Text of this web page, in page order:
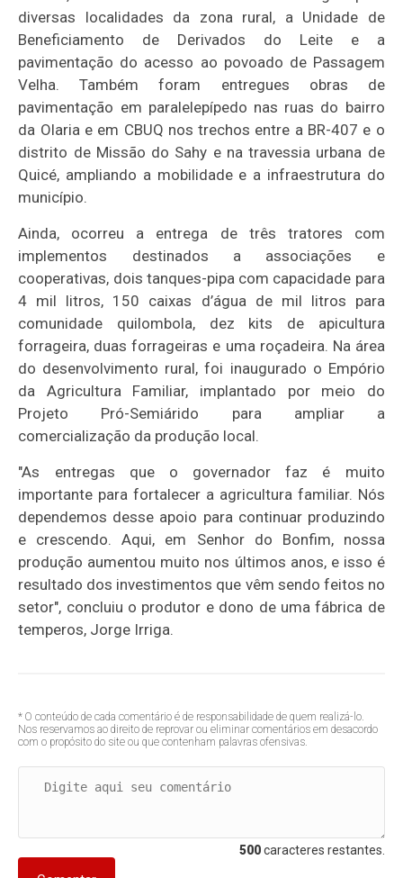
diversas localidades da zona rural, a Unidade de
Beneficiamento de Derivados do Leite e a
pavimentação do acesso ao povoado de Passagem
Velha. Também foram entregues obras de
pavimentação em paralelepípedo nas ruas do bairro
da Olaria e em CBUQ nos trechos entre a BR-407 e o
distrito de Missão do Sahy e na travessia urbana de
Quicé, ampliando a mobilidade e a infraestrutura do
município.
Ainda, ocorreu a entrega de três tratores com
implementos destinados a associações e
cooperativas, dois tanques-pipa com capacidade para
4 mil litros, 150 caixas d’água de mil litros para
comunidade quilombola, dez kits de apicultura
forrageira, duas forrageiras e uma roçadeira. Na área
do desenvolvimento rural, foi inaugurado o Empório
da Agricultura Familiar, implantado por meio do
Projeto Pró-Semiárido para ampliar a
comercialização da produção local.
"As entregas que o governador faz é muito
importante para fortalecer a agricultura familiar. Nós
dependemos desse apoio para continuar produzindo
e crescendo. Aqui, em Senhor do Bonfim, nossa
produção aumentou muito nos últimos anos, e isso é
resultado dos investimentos que vêm sendo feitos no
setor", concluiu o produtor e dono de uma fábrica de
temperos, Jorge Irriga.
* O conteúdo de cada comentário é de responsabilidade de quem realizá-lo.
Nos reservamos ao direito de reprovar ou eliminar comentários em desacordo
com o propósito do site ou que contenham palavras ofensivas.
500caracteres restantes.